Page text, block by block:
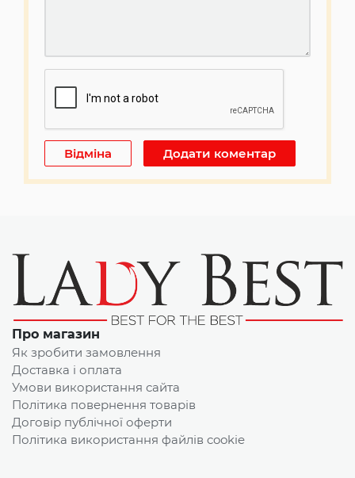
Про магазин
Як зробити замовлення
Доставка і оплата
Умови використання сайта
Політика повернення товарів
Договір публічної оферти
Політика використання файлів cookie